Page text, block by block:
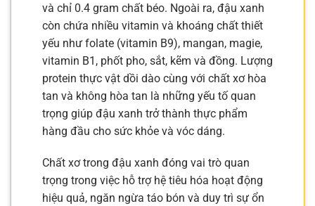
và chỉ 0.4 gram chất béo. Ngoài ra, đậu xanh
còn chứa nhiều vitamin và khoáng chất thiết
yếu như folate (vitamin B9), mangan, magie,
vitamin B1, phốt pho, sắt, kẽm và đồng. Lượng
protein thực vật dồi dào cùng với chất xơ hòa
tan và không hòa tan là những yếu tố quan
trọng giúp đậu xanh trở thành thực phẩm
hàng đầu cho sức khỏe và vóc dáng.
Chất xơ trong đậu xanh đóng vai trò quan
trọng trong việc hỗ trợ hệ tiêu hóa hoạt động
hiệu quả, ngăn ngừa táo bón và duy trì sự ổn